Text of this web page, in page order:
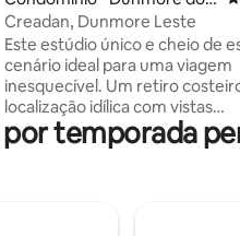
este
Creadan, Dunmore Leste
Este estúdio único e cheio de
cenário ideal para uma viagem
inesquecível. Um retiro
localização idílica com vistas
deslumbrantes para o Estuário
Waterford sob a luz
caminhada da praia de Creadan.
temporada